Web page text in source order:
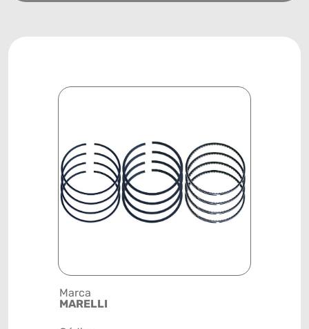
Marca
MARELLI